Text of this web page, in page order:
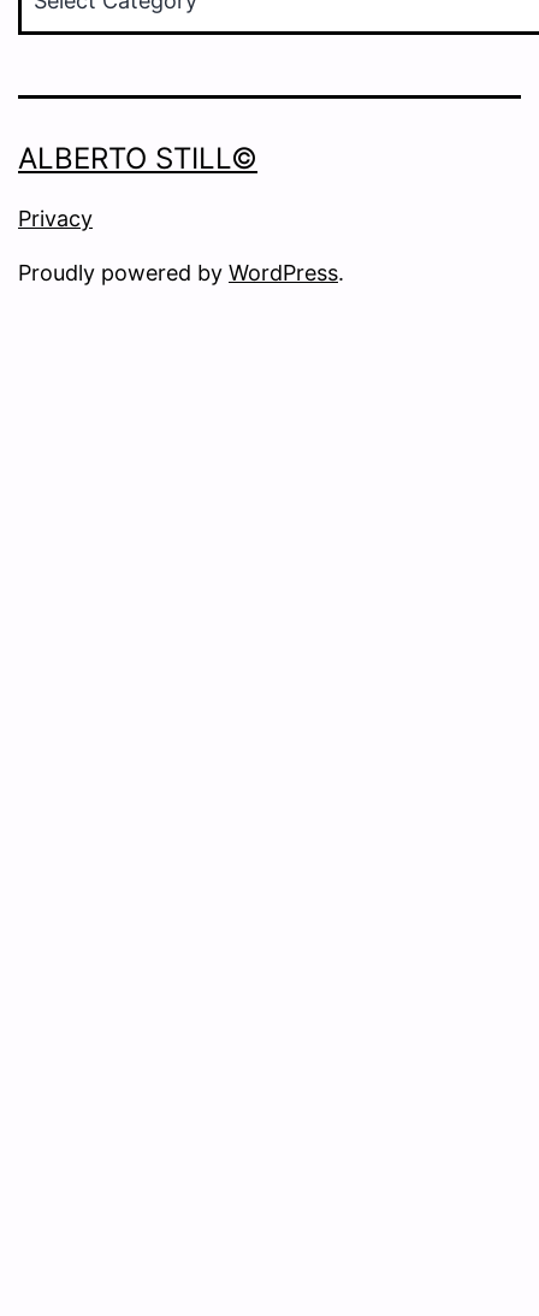
ALBERTO STILL©
Privacy
Proudly powered by WordPress.